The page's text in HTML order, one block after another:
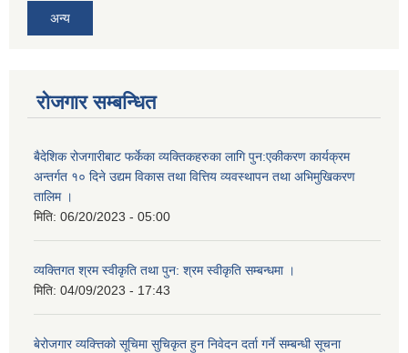
अन्य
रोजगार सम्बन्धित
बैदेशिक रोजगारीबाट फर्केका व्यक्तिकहरुका लागि पुन:एकीकरण कार्यक्रम
अन्तर्गत १० दिने उद्यम विकास तथा वित्तिय व्यवस्थापन तथा अभिमुखिकरण
तालिम ।
मिति: 06/20/2023 - 05:00
व्यक्तिगत श्रम स्वीकृति तथा पुन: श्रम स्वीकृति सम्बन्धमा ।
मिति: 04/09/2023 - 17:43
बेरोजगार व्यक्त्तिको सूचिमा सुचिकृत हुन निवेदन दर्ता गर्ने सम्बन्धी सूचना